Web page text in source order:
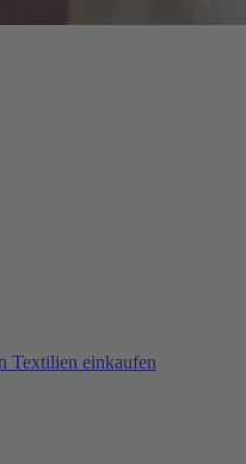
Textilien einkaufen